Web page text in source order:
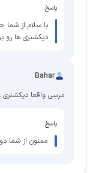
پاسخ:
با سلام از شما
دیکشنری ها رو
Bahar
مرسی واقعا دیکشنری
پاسخ:
ممنون از شما